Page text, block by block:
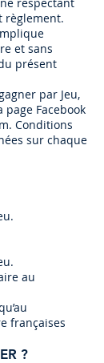
règlement.
et sans
présent
par Jeu,
Facebook
Conditions
sur chaque
au
françaises
?